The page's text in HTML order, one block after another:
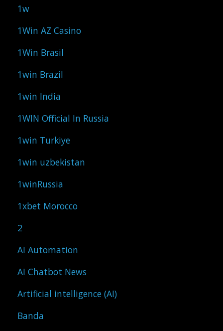
1w
1Win AZ Casino
1Win Brasil
1win Brazil
1win India
1WIN Official In Russia
1win Turkiye
1win uzbekistan
1winRussia
1xbet Morocco
2
AI Automation
AI Chatbot News
Artificial intelligence (AI)
Banda